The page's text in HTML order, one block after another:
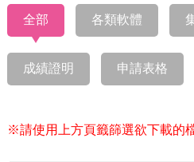
全部 各類軟體
成績證明 申請表格
※請使用上方頁籤篩選欲下載的